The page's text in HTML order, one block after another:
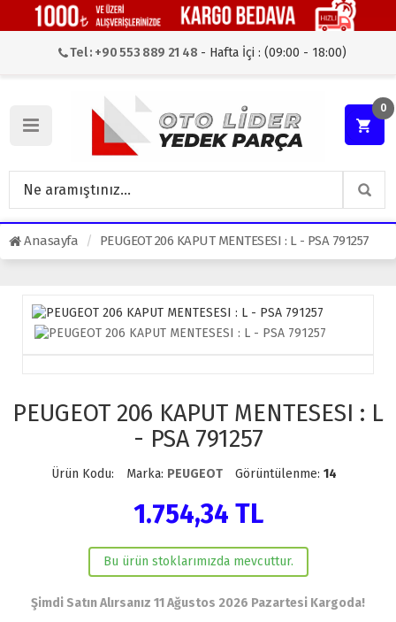
Tel : +90 553 889 21 48 - Hafta İçi : (09:00 - 18:00)
0
Anasayfa PEUGEOT 206 KAPUT MENTESESI : L - PSA 791257
PEUGEOT 206 KAPUT MENTESESI : L
- PSA 791257
Ürün Kodu: Marka: PEUGEOT Görüntülenme: 14
1.754,34 TL
Bu ürün stoklarımızda mevcuttur.
Şimdi Satın Alırsanız 11 Ağustos 2026 Pazartesi Kargoda!